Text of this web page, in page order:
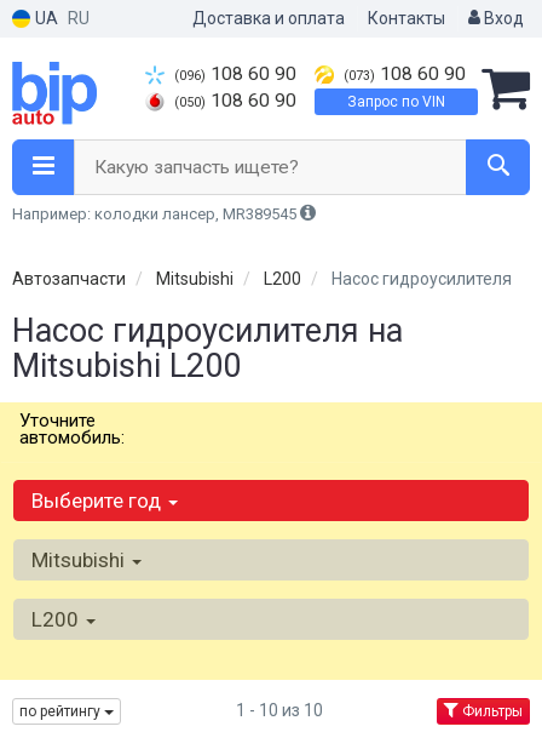
UA RU Доставка и оплата Контакты Вход
(096) 108 60 90
(050) 108 60 90
(073) 108 60 90
Запрос по VIN
Какую запчасть ищете?
Например: колодки лансер, MR389545
Автозапчасти Mitsubishi L200 Насос гидроусилителя
Насос гидроусилителя на
Mitsubishi L200
Уточните
автомобиль:
Выберите год
Mitsubishi
L200
по рейтингу 1 - 10 из 10 Фильтры